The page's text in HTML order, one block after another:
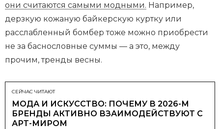
они считаются самыми модными. Например,
дерзкую кожаную байкерскую куртку или
расслабленный бомбер тоже можно приобрести
не за баснословные суммы — а это, между
прочим, тренды весны.
СЕЙЧАС ЧИТАЮТ
МОДА И ИСКУССТВО: ПОЧЕМУ В 2026-М
БРЕНДЫ АКТИВНО ВЗАИМОДЕЙСТВУЮТ С
АРТ-МИРОМ